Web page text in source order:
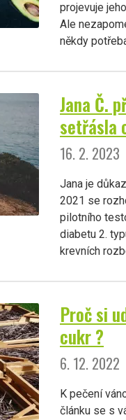
projevuje
Ale
někdy
Jana Č.
setřásla
16. 2. 2023
Jana je
2021 se
pilotního
diabetu 2.
krevních
Proč si
cukr ?
6. 12. 2022
K pečení
článku se s